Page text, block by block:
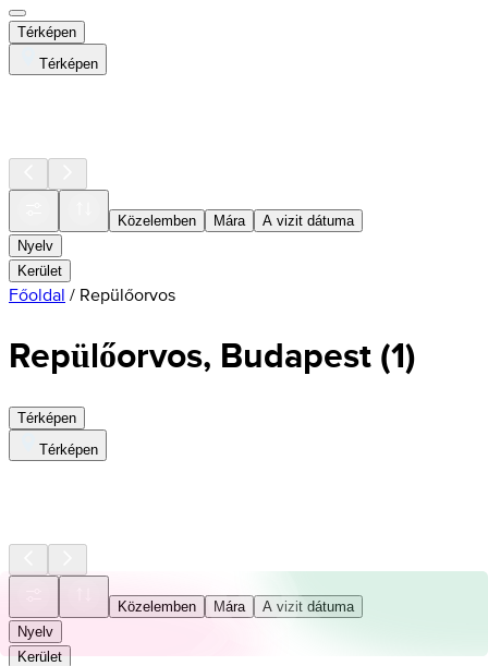
Térképen
Térképen
Közelemben Mára
A vizit dátuma
Nyelv
Kerület
Főoldal / Repülőorvos
Repülőorvos, Budapest(1)
Térképen
Térképen
Közelemben Mára
A vizit dátuma
Nyelv
Kerület